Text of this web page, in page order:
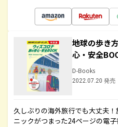
地球の歩き
心・安全
D-Books
2022.07.20 発売
久しぶりの海外旅行でも大丈夫
ニックがつまった24ページの電